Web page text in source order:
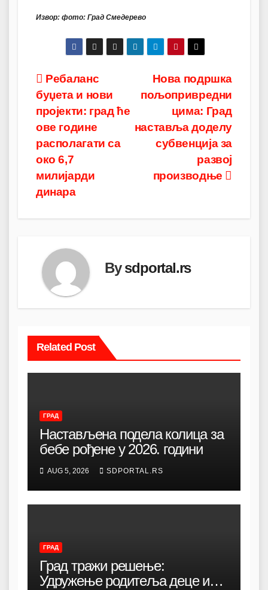
Извор: фото: Град Смедерево
Post
navigation
Нова подршка
пољопривредни
цима: Град
наставља доделу
субвенција за
развој
производње
Ребаланс
буџета и нови
пројекти: град ће
ове године
располагати са
око 6,7
милијарди
динара
Bysdportal.rs
Related Post
ГРАД
Настављена подела колица за
бебе рођене у 2026. години
AUG 5, 2026 SDPORTAL.RS
ГРАД
Град тражи решење:
Удружење родитеља деце и